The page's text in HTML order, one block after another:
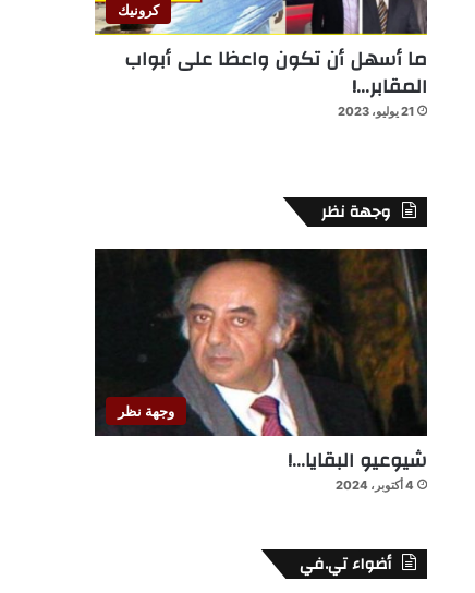
كرونيك
ما أسهل أن تكون واعظا على أبواب
المقابر…!
21 يوليو، 2023
وجهة نظر
وجهة نظر
شيوعيو البقايا…!
4 أكتوبر، 2024
أضواء تي.في